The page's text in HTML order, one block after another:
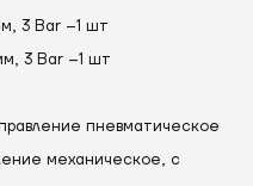
3 Bar –1 шт
3 Bar –1 шт
пневматическое
механическое, с